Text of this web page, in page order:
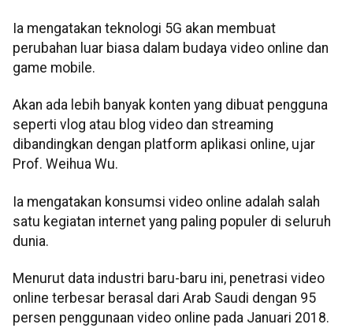
Ia mengatakan teknologi 5G akan membuat
perubahan luar biasa dalam budaya video online dan
game mobile.
Akan ada lebih banyak konten yang dibuat pengguna
seperti vlog atau blog video dan streaming
dibandingkan dengan platform aplikasi online, ujar
Prof. Weihua Wu.
Ia mengatakan konsumsi video online adalah salah
satu kegiatan internet yang paling populer di seluruh
dunia.
Menurut data industri baru-baru ini, penetrasi video
online terbesar berasal dari Arab Saudi dengan 95
persen penggunaan video online pada Januari 2018.